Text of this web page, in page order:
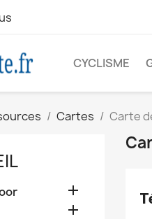
CYCLISME
Cartes Carte

